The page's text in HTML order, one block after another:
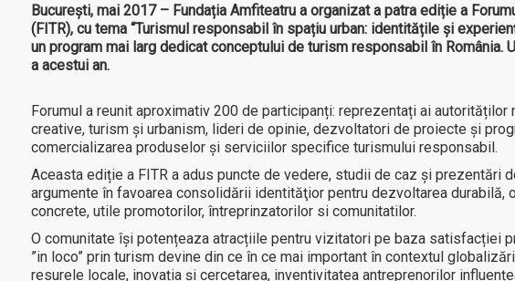
București, mai 2017 – Fundația Amfiteatru a organizat a patra ediție a
(FITR), cu tema “Turismul responsabil în spațiu urban: identitățile și
un program mai larg dedicat conceptului de turism responsabil în România.
a acestui an.
Forumul a reunit aproximativ 200 de participanți: reprezentați ai
creative, turism și urbanism, lideri de opinie, dezvoltatori de proiecte și
comercializarea produselor și serviciilor specifice turismului responsabil.
Aceasta ediție a FITR a adus puncte de vedere, studii de caz şi prezentări
argumente în favoarea consolidării identităţior pentru dezvoltarea durabilă,
concrete, utile promotorilor, întreprinzatorilor si comunitatilor.
O comunitate își potențeaza atracțiile pentru vizitatori pe baza satisfacției
”in loco” prin turism devine din ce în ce mai important în contextul
resurele locale, inovația și cercetarea, inventivitatea antreprenorilor